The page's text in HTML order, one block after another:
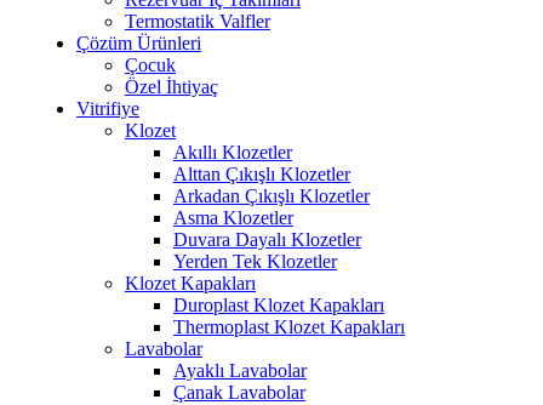
Termostatik Valfler
Çözüm Ürünleri
Çocuk
Özel İhtiyaç
Vitrifiye
Klozet
Akıllı Klozetler
Alttan Çıkışlı Klozetler
Arkadan Çıkışlı Klozetler
Asma Klozetler
Duvara Dayalı Klozetler
Yerden Tek Klozetler
Klozet Kapakları
Duroplast Klozet Kapakları
Thermoplast Klozet Kapakları
Lavabolar
Ayaklı Lavabolar
Çanak Lavabolar